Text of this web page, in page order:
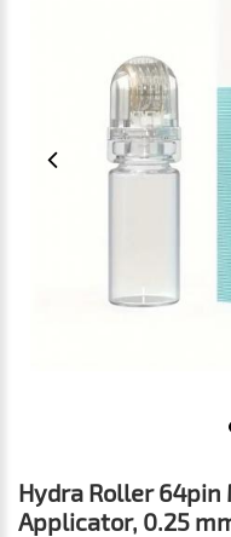
Hydra Roller
Applicator, 0.25